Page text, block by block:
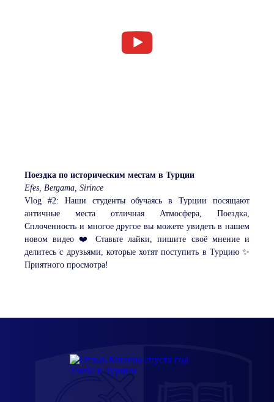
Поездка по историческим местам в Турции
Efes, Bergama, Sirince
Vlog #2: Наши студенты обучаясь в Турции посящают
античные места отличная Атмосфера, Поездка,
Сплоченность и многое другое вы можете увидеть в нашем
новом видео ❤️ Ставьте лайки, пишите своё мнение и
делитесь с друзьями, которые хотят поступить в Турцию ✨
Приятного просмотра!